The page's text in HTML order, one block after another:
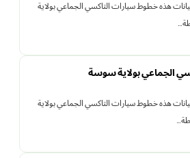
هذه خطوط سيارات التاكسي الجماعي بولاية
الجماعي بولاية سوسة
هذه خطوط سيارات التاكسي الجماعي بولاية